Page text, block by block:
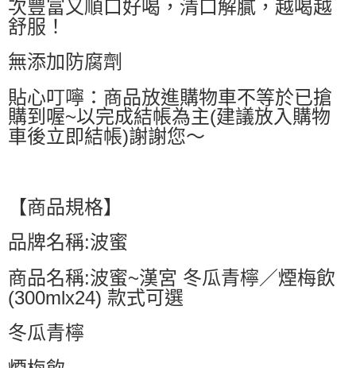
次豐富又順口好喝，清口解膩，越喝越
舒服！
無添加防腐劑
貼心叮嚀：商品放進購物車不等於已搶
購到喔~以完成結帳為主(建議放入購物
車後立即結帳)謝謝您～
【商品規格】
品牌名稱:波蜜
商品名稱:波蜜~漢宮 冬瓜青檸／煙梅飲
(300mlx24) 款式可選
冬瓜青檸